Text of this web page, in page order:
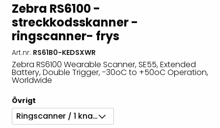
Zebra RS6100 -
streckkodsskanner -
ringscanner- frys
Art.nr: RS61B0-KEDSXWR
Zebra RS6100 Wearable Scanner, SE55, Extended
Battery, Double Trigger, -30oC to +50oC Operation,
Worldwide
Övrigt
Ringscanner / 1 knapp-Utökat batteri / Low temp